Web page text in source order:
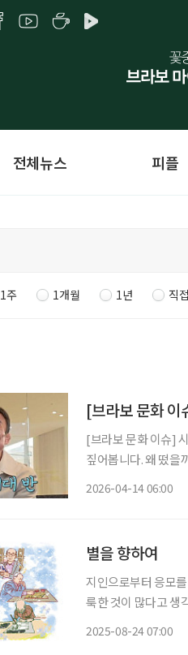
전체뉴스 피플
1주 1개월 1년 직
[브라보 문화 이
[브라보 문화 이슈]
짚어봅니다. 왜 떴을까? 레슬링 국가대표 출신 심권호가 최근 대중의 관심을 한 몸에 받고 있
2026-04-14 06:00
별을 향하여
지인으로부터 응모
룩한 것이 많다고 생
2025-08-24 07:00